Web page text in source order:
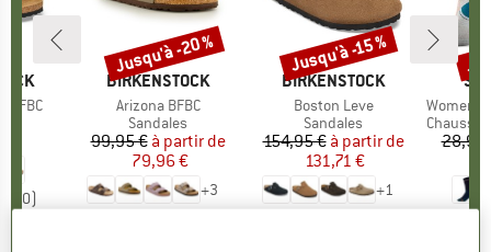
BFBC
0)
MARQUE
BIRKENSTOCK
Article
Arizona BFBC
Product group
Sandales
Prix
99,95 € Prix réduit
à partir de
79,96 €
+3
Remise
Jusqu'à -20 %
MARQUE
BIRKENSTOCK
Article
Boston Leve
Product group
Sandales
Prix
154,95 € Prix réduit
à partir de
131,71 €
+1
Remise
Jusqu'à -15 %
Article
Women's
Product
28,95